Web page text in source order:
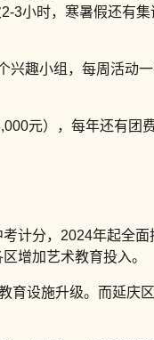
3小时，寒暑假还有
趣小组，每周活动
元），每年还有团
计分，2024年起全
增加艺术教育投入。
设施升级。而延庆